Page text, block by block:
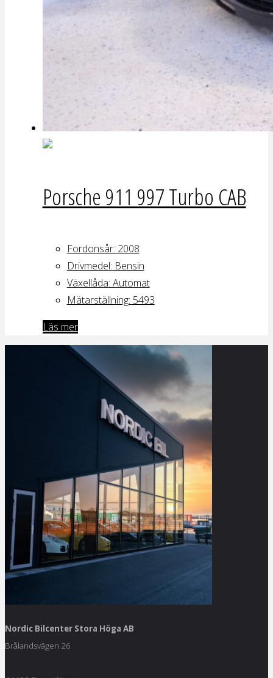
Porsche 911 997 Turbo CAB
Fordonsår: 2008
Drivmedel: Bensin
Växellåda: Automat
Mätarställning: 5493
Läs mer
Nordic Bilcenter Stora Höga AB
Brålandsvägen 26